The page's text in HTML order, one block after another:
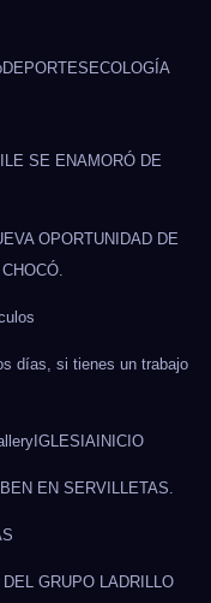
DEPORTES ECOLOGÍA
SE ENAMORÓ DE
OPORTUNIDAD DE
días, si tienes un trabajo
IGLESIAINICIO
EN SERVILLETAS.
GRUPO LADRILLO